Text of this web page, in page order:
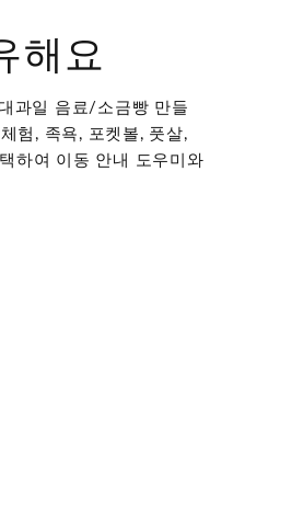
해요
과일 음료/소금빵 만들
험, 족욕, 포켓볼, 풋살,
하여 이동 안내 도우미와